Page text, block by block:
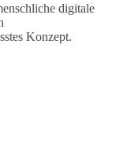
digitale
Konzept.